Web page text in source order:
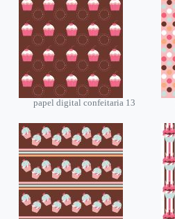
papel digital confeitaria 13